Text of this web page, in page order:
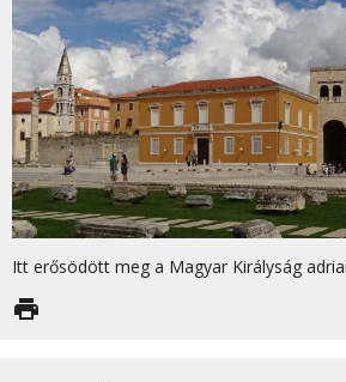
Itt erősödött meg a Magyar Királyság
print